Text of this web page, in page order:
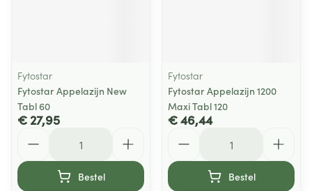
Fytostar
Fytostar Appelazijn New
Tabl 60
€ 27,95
Bestel
Fytostar
Fytostar Appelazijn 1200
Maxi Tabl 120
€ 46,44
Bestel